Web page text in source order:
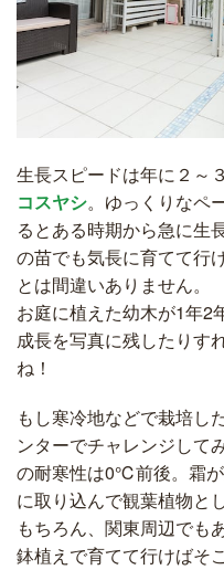
生長スピードは年に２～
コスヤシ。ゆっくりなペ
るとある時期から急に生
の苗でも気長に育てて行
とは間違いありません。
お庭に植えた幼木が1年2
成長を写真に残したりす
ね！
もし寒冷地などで栽培し
ンターでチャレンジして
の耐寒性は0℃前後。霜
に取り込んで観葉植物と
もちろん、関東周辺でも
鉢植えで育てて行けばそ